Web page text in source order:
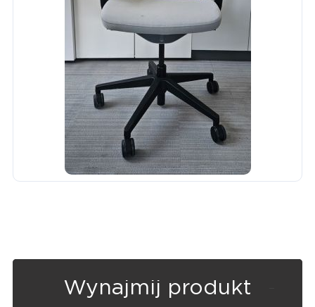
Wynajmij produkt